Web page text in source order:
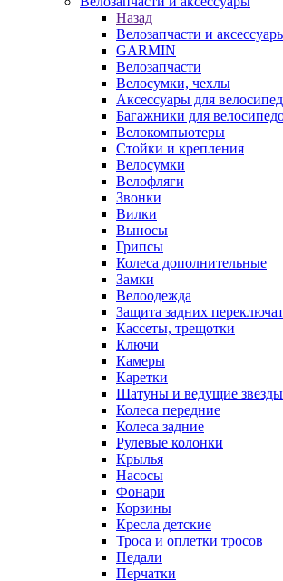
Назад
Велозапчасти и
GARMIN
Велозапчасти
Велосумки, чехлы
Аксессуары для
Багажники для
Велокомпьютеры
Стойки и крепления
Велосумки
Велофляги
Звонки
Вилки
Выносы
Грипсы
Колеса дополнительные
Замки
Велоодежда
Защита задних
Кассеты, трещотки
Ключи
Камеры
Каретки
Шатуны и ведущие звезды
Колеса передние
Колеса задние
Рулевые колонки
Крылья
Насосы
Фонари
Корзины
Кресла детские
Троса и оплетки тросов
Педали
Перчатки